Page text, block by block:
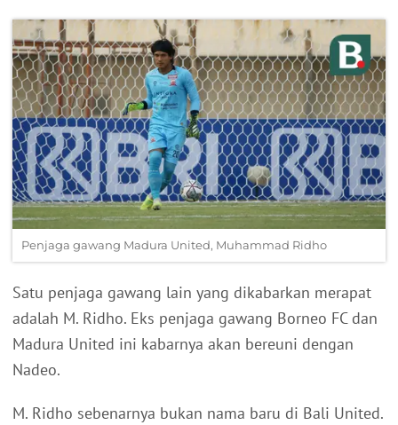
Penjaga gawang Madura United, Muhammad Ridho
Satu penjaga gawang lain yang dikabarkan merapat
adalah M. Ridho. Eks penjaga gawang Borneo FC dan
Madura United ini kabarnya akan bereuni dengan
Nadeo.
M. Ridho sebenarnya bukan nama baru di Bali United.